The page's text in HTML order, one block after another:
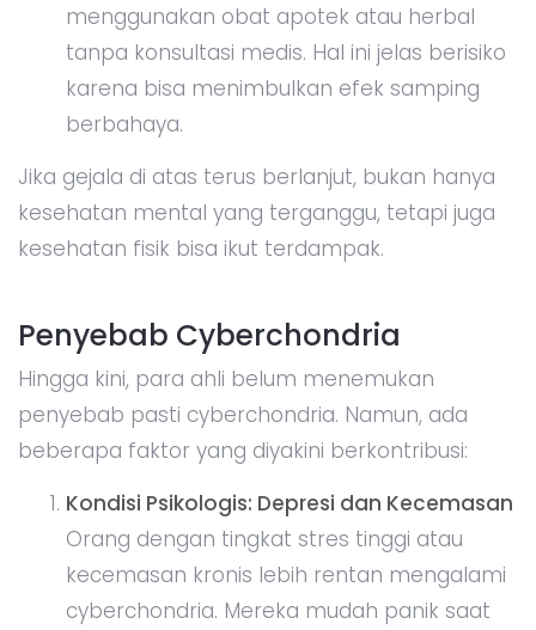
menggunakan obat apotek atau herbal
tanpa konsultasi medis. Hal ini jelas berisiko
karena bisa menimbulkan efek samping
berbahaya.
Jika gejala di atas terus berlanjut, bukan hanya
kesehatan mental yang terganggu, tetapi juga
kesehatan fisik bisa ikut terdampak.
Penyebab Cyberchondria
Hingga kini, para ahli belum menemukan
penyebab pasti cyberchondria. Namun, ada
beberapa faktor yang diyakini berkontribusi:
Kondisi Psikologis: Depresi dan Kecemasan
Orang dengan tingkat stres tinggi atau
kecemasan kronis lebih rentan mengalami
cyberchondria. Mereka mudah panik saat